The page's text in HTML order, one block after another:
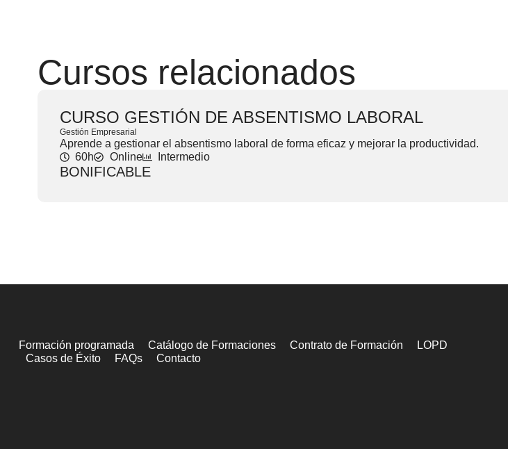
Cursos relacionados
CURSO GESTIÓN DE ABSENTISMO LABORAL
Gestión Empresarial
Aprende a gestionar el absentismo laboral de forma eficaz y mejorar la productividad.
60h
Online Intermedio
BONIFICABLE
Formación programada Catálogo de Formaciones Contrato de Formación
LOPD
Casos de Éxito
FAQs Contacto